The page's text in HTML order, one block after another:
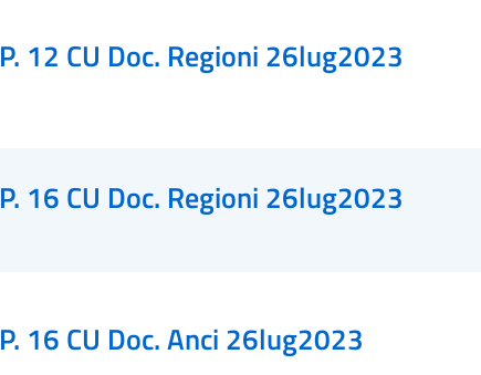
P. 12 CU Doc. Regioni 26lug2023
P. 16 CU Doc. Regioni 26lug2023
P. 16 CU Doc. Anci 26lug2023